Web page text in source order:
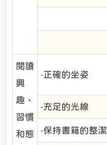
閱讀
興
趣、
習慣
和態
‧正確的坐姿
‧充足的光線
‧保持書籍的整潔